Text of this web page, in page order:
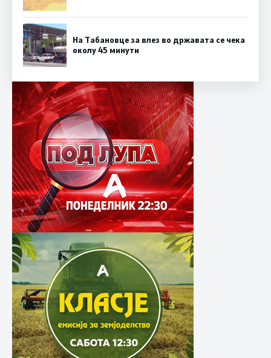
На Табановце за влез во државата се чека
околу 45 минути